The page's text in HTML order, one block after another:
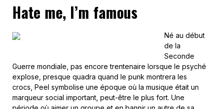
Hate me, I’m famous
Né au début
de la
Seconde
Guerre mondiale, pas encore trentenaire lorsque le psyché
explose, presque quadra quand le punk montrera les
crocs, Peel symbolise une époque où la musique était un
marqueur social important, peut-être le plus fort. Une